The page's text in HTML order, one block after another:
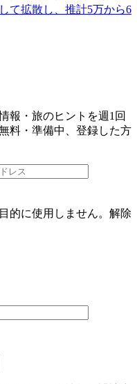
て拡散し、推計5万から6
報・旅のヒントを週1回
料・準備中、登録した方
的に使用しません。解除